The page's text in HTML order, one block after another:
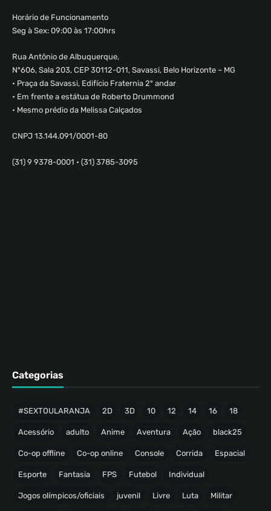
Horário de Funcionamento
Seg à Sex: 09:00 às 17:00hrs
Rua Antônio de Albuquerque,
Nº606, Sala 203, CEP 30112-011, Savassi, Belo Horizonte – MG
• Praça da Savassi, Edifício Fraternia 2º andar
• Em frente a estátua de Roberto Drummond
• Mesmo prédio da Melissa Calçados
CNPJ 13.144.091/0001-80
(31) 9 9378-0001 • (31) 3785-3095
Categorias
#SEXTOULARANJA 2D 3D 10 12 14 16 18
Acessório adulto Anime Aventura Ação black25
Co-op offline Co-op online Console Corrida Espacial
Esporte Fantasia FPS Futebol Individual
Jogos olímpicos/oficiais juvenil Livre Luta Militar